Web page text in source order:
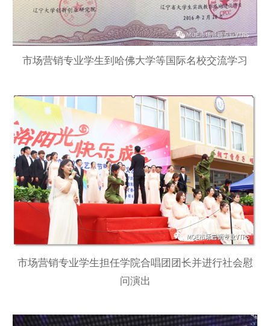
市场营销专业学生到哈佛大学等国际名校交流学习
市场营销专业学生担任学院合唱团团长并进行社会慰
问演出